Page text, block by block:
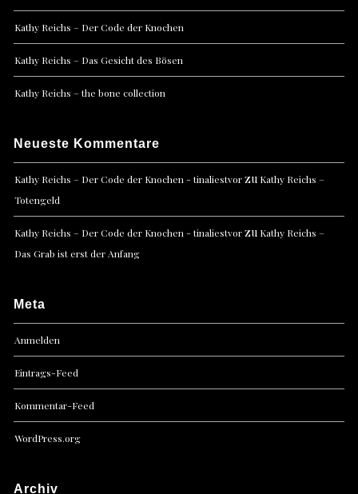
Kathy Reichs – Der Code der Knochen
Kathy Reichs – Das Gesicht des Bösen
Kathy Reichs – the bone collection
Neueste Kommentare
Kathy Reichs – Der Code der Knochen - tinaliestvorzu Kathy Reichs –
Totengeld
Kathy Reichs – Der Code der Knochen - tinaliestvorzu Kathy Reichs –
Das Grab ist erst der Anfang
Meta
Anmelden
Eintrags-Feed
Kommentar-Feed
WordPress.org
Archiv